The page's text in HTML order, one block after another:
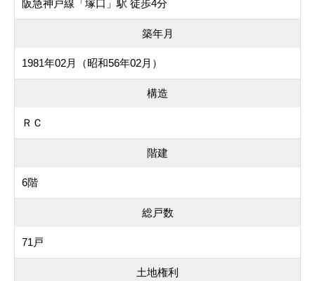
阪急神戸線「塚口」駅 徒歩4分
築年月
1981年02月（昭和56年02月）
構造
ＲＣ
階建
6階
総戸数
71戸
土地権利